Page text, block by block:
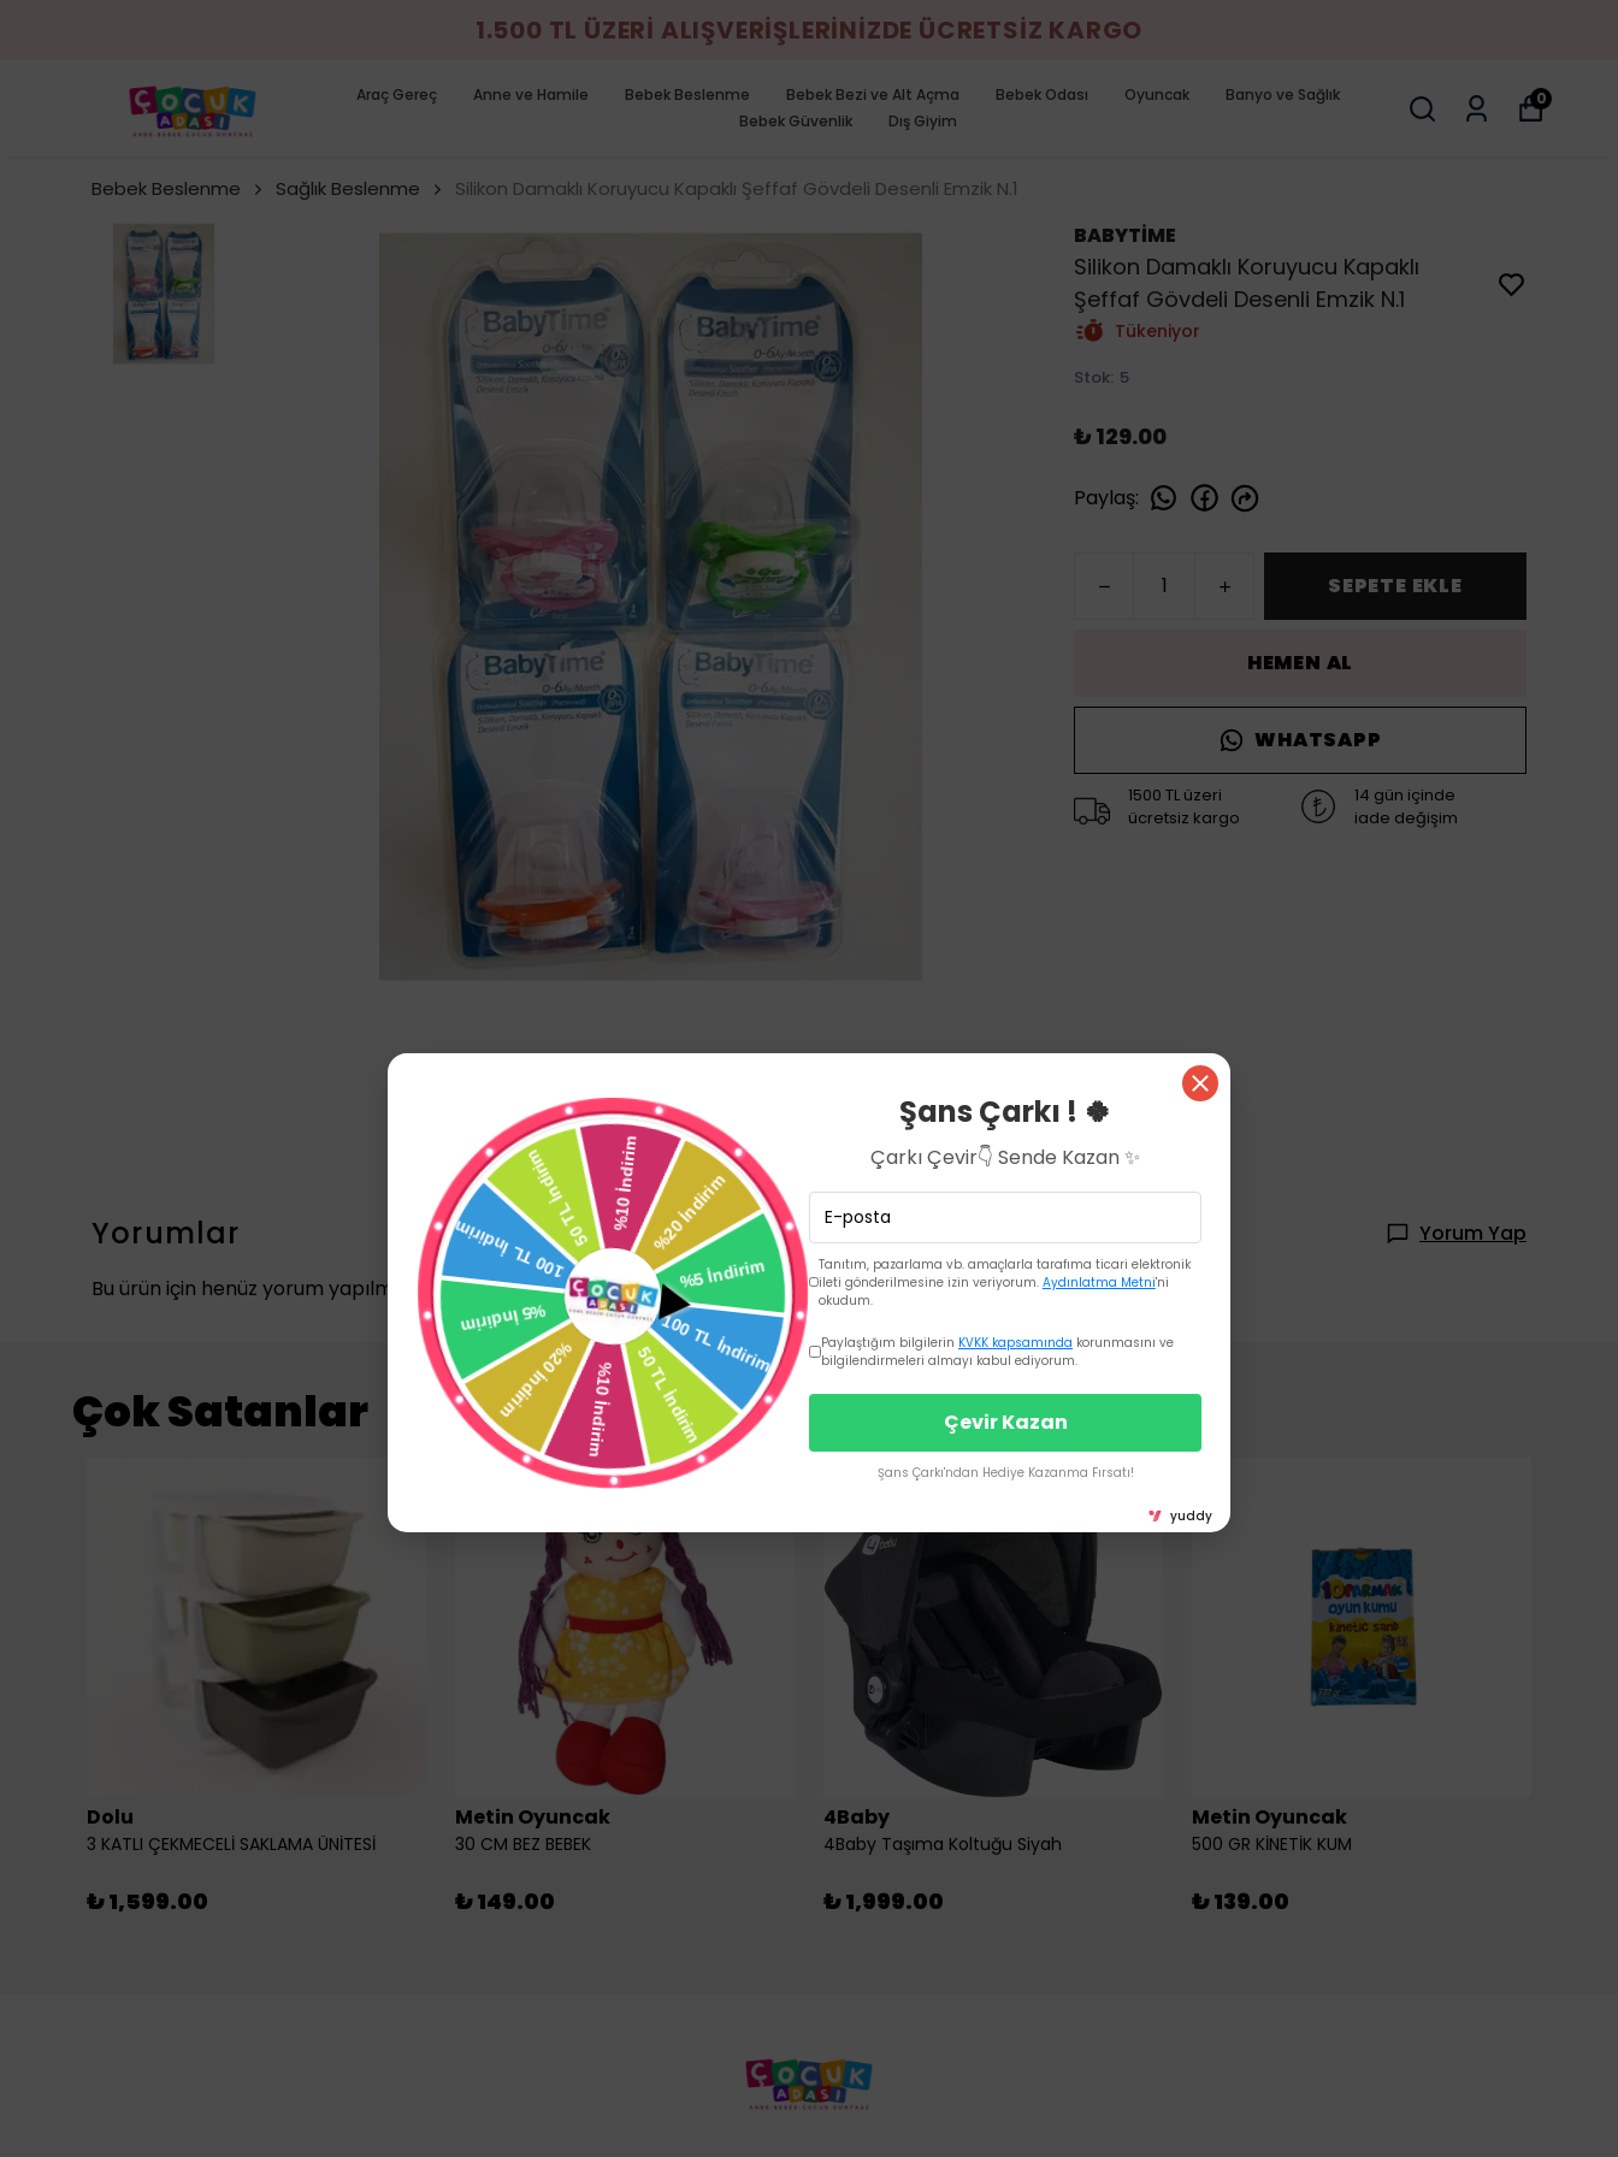
1.500 TL ÜZERİ ALIŞVERİŞLERİNİZDE ÜCRETSİZ KARGO
Araç Gereç Anne ve Hamile Bebek Beslenme Bebek Bezi ve Alt Açma Bebek Odası Oyuncak
Banyo ve Sağlık
Bebek Güvenlik
Dış Giyim
0
Bebek Beslenme Sağlık Beslenme Silikon Damaklı Koruyucu Kapaklı Şeffaf Gövdeli Desenli Emzik N.1
BABYTİME
Silikon Damaklı Koruyucu Kapaklı
Şeffaf Gövdeli Desenli Emzik N.1
Tükeniyor
Stok: 5
₺ 129.00
Paylaş:
SEPETE EKLE
HEMEN AL
WHATSAPP
1500 TL üzeri
ücretsiz kargo
14 gün içinde
iade değişim
Yorumlar
Yorum Yap
Bu ürün için henüz yorum yapılmamış.
Çok Satanlar
Dolu
3 KATLI ÇEKMECELİ SAKLAMA ÜNİTESİ
₺ 1,599.00
Metin Oyuncak
30 CM BEZ BEBEK
₺ 149.00
4Baby
4Baby Taşıma Koltuğu Siyah
₺ 1,999.00
Metin Oyuncak
500 GR KİNETİK KUM
₺ 139.00
Şans Çarkı ! 🍀
Çarkı Çevir👇 Sende Kazan ✨
Tanıtım, pazarlama vb. amaçlarla tarafıma ticari elektronik
ileti gönderilmesine izin veriyorum. Aydınlatma Metni'ni
okudum.
Paylaştığım bilgilerin KVKK kapsamında korunmasını ve
bilgilendirmeleri almayı kabul ediyorum.
Çevir Kazan
Şans Çarkı'ndan Hediye Kazanma Fırsatı!
yuddy